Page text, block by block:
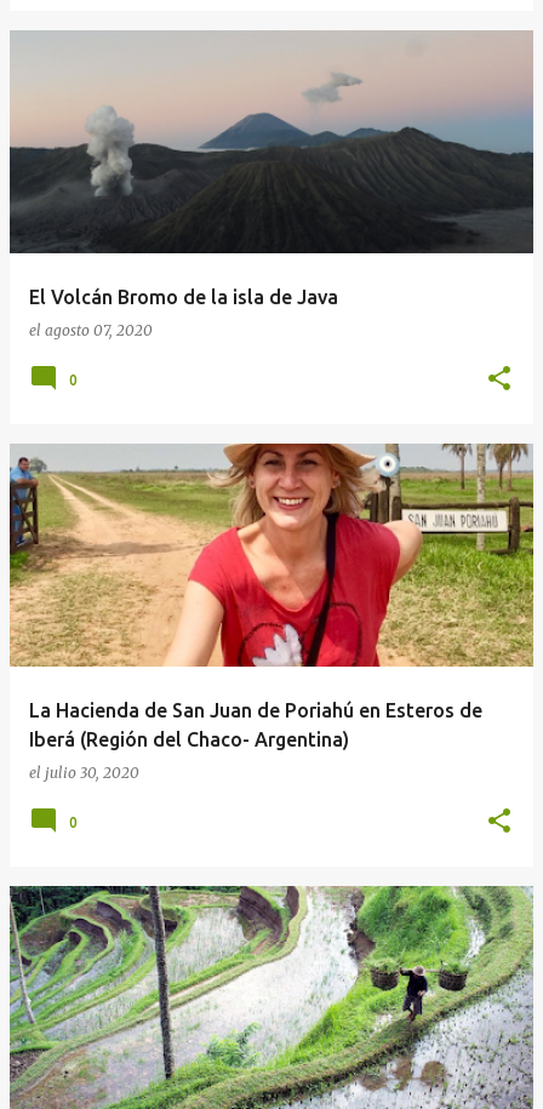
El Volcán Bromo de la isla de Java
el agosto 07, 2020
0
La Hacienda de San Juan de Poriahú en Esteros de
Iberá (Región del Chaco- Argentina)
el julio 30, 2020
0